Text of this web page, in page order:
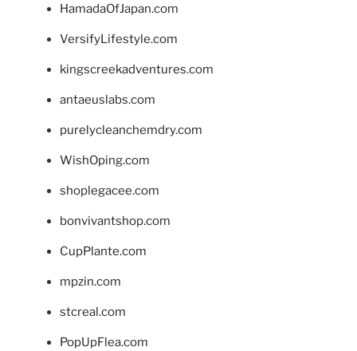
HamadaOfJapan.com
VersifyLifestyle.com
kingscreekadventures.com
antaeuslabs.com
purelycleanchemdry.com
WishOping.com
shoplegacee.com
bonvivantshop.com
CupPlante.com
mpzin.com
stcreal.com
PopUpFlea.com